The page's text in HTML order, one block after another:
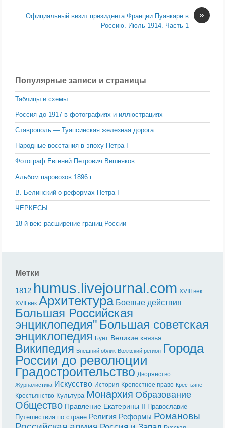
»
Официальный визит президента Франции Пуанкаре в
Россию. Июль 1914. Часть 1
Популярные записи и страницы
Таблицы и схемы
Россия до 1917 в фотографиях и иллюстрациях
Ставрополь — Туапсинская железная дорога
Народные восстания в эпоху Петра I
Фотограф Евгений Петрович Вишняков
Альбом паровозов 1896 г.
В. Белинский о реформах Петра I
ЧЕРКЕСЫ
18-й век: расширение границ России
Метки
1812 humus.livejournal.com XVIII век
XVII век Архитектура Боевые действия
Большая Российская
энциклопедия" Большая советская
энциклопедия Бунт Великие князья
Википедия Внешний облик Волжский регион Города
России до революции
Градостроительство Дворянство
Журналистика Искусство История Крепостное право Крестьяне
Крестьянство Культура Монархия Образование
Общество Правление Екатерины II Православие
Путешествия по стране Религия Реформы Романовы